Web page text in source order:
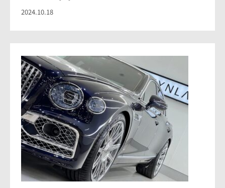
2024.10.18